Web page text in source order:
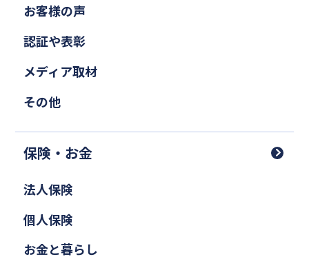
お客様の声
認証や表彰
メディア取材
その他
保険・お金
法人保険
個人保険
お金と暮らし